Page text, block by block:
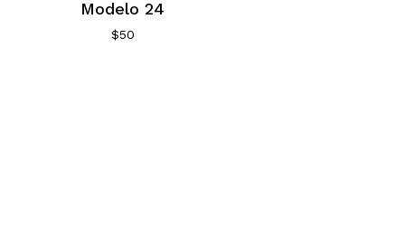
Modelo 24
$50